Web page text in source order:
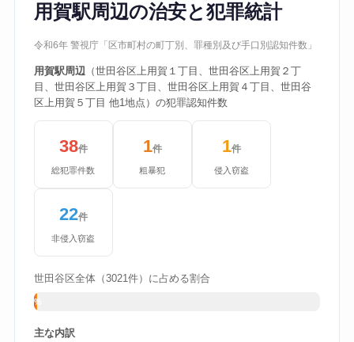
用賀駅周辺の治安と犯罪統計
令和6年 警視庁「区市町村の町丁別、罪種別及び手口別認知件数」
用賀駅周辺（世田谷区上用賀１丁目、世田谷区上用賀２丁
目、世田谷区上用賀３丁目、世田谷区上用賀４丁目、世田谷
区上用賀５丁目 他1地点）の犯罪認知件数
38件
総犯罪件数
1件
粗暴犯
1件
侵入窃盗
22件
非侵入窃盗
世田谷区全体（3021件）に占める割合
1%
主な内訳